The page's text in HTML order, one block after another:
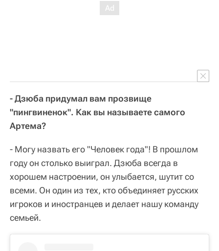
- Дзюба придумал вам прозвище
"пингвиненок". Как вы называете самого
Артема?
- Могу назвать его "Человек года"! В прошлом
году он столько выиграл. Дзюба всегда в
хорошем настроении, он улыбается, шутит со
всеми. Он один из тех, кто объединяет русских
игроков и иностранцев и делает нашу команду
семьей.